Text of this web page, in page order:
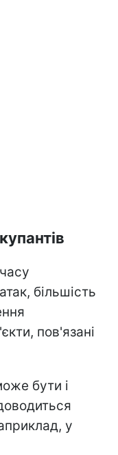
більшість
пов'язані
бути і
у